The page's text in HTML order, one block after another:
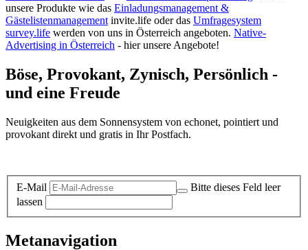
unsere Produkte wie das Einladungsmanagement &
Gästelistenmanagement invite.life oder das Umfragesystem
survey.life werden von uns in Österreich angeboten. Native-
Advertising in Österreich - hier unsere Angebote!
Böse, Provokant, Zynisch, Persönlich -
und eine Freude
Neuigkeiten aus dem Sonnensystem von echonet, pointiert und
provokant direkt und gratis in Ihr Postfach.
E-Mail
Bitte dieses Feld leer
lassen
Metanavigation